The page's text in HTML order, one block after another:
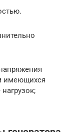
имеющихся